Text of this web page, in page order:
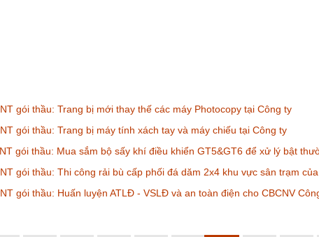
gói thầu: Trang bị mới thay thế các máy Photocopy tại Công ty
gói thầu: Trang bị máy tính xách tay và máy chiếu tại Công ty
gói thầu: Mua sắm bộ sấy khí điều khiển GT5&GT6 để xử lý bật
gói thầu: Thi công rải bù cấp phối đá dăm 2x4 khu vực sân trạm
gói thầu: Huấn luyện ATLĐ - VSLĐ và an toàn điện cho CBCNV